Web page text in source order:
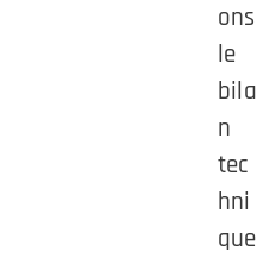
ons
le
bila
n
tec
hni
que